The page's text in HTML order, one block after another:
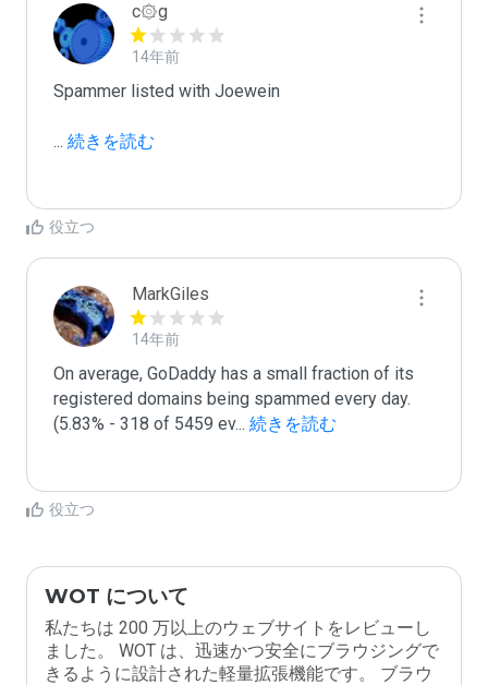
c۞g
14年前
Spammer listed with Joewein
... 続きを読む
役立つ
MarkGiles
14年前
On average, GoDaddy has a small fraction of its
registered domains being spammed every day.
(5.83% - 318 of 5459 ev... 続きを読む
役立つ
WOT について
私たちは 200 万以上のウェブサイトをレビューし
ました。 WOT は、迅速かつ安全にブラウジングで
きるように設計された軽量拡張機能です。 ブラウ